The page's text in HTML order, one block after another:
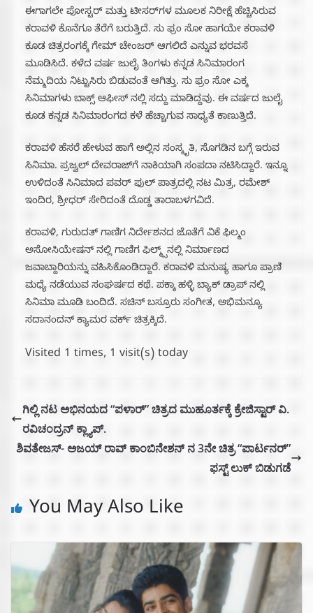
ಈಗಾಗಲೇ ಪೋಸ್ಟರ್ ಮತ್ತು ಟೀಸರ್‌ಗಳ ಮೂಲಕ ನಿರೀಕ್ಷೆ ಹೆಚ್ಚಿಸಿರುವ
ಕರಾವಳಿ ಕೊನೆಗೂ ತೆರೆಗೆ ಬರುತ್ತಿದೆ. ಸು ಫ್ರಂ ಸೋ ಹಾಗಯೇ ಕರಾವಳಿ
ಕೂಡ ಚಿತ್ರರಂಗಕ್ಕೆ ಗೇಮ್ ಚೇಂಜರ್ ಆಗಲಿದೆ ಎನ್ನುವ ಭರವಸೆ
ಮೂಡಿಸಿದೆ. ಕಳೆದ ವರ್ಷ ಜುಲೈ ತಿಂಗಳು ಕನ್ನಡ ಸಿನಿಮಾರಂಗ
ನೆಮ್ಮದಿಯ ನಿಟ್ಟುಸಿರು ಬಿಡುವಂತೆ ಆಗಿತ್ತು. ಸು ಫ್ರಂ ಸೋ ಎಕ್ಕ
ಸಿನಿಮಾಗಳು ಬಾಕ್ಸ್ ಆಫೀಸ್ ನಲ್ಲಿ ಸದ್ದು ಮಾಡಿದ್ದವು. ಈ ವರ್ಷದ ಜುಲೈ
ಕೂಡ ಕನ್ನಡ ಸಿನಿಮಾರಂಗದ ಕಳೆ ಹೆಚ್ಚಾಗುವ ಸಾಧ್ಯತೆ ಕಾಣುತ್ತಿದೆ.
ಕರಾವಳಿ ಹೆಸರೆ ಹೇಳುವ ಹಾಗೆ ಅಲ್ಲಿನ ಸಂಸ್ಕೃತಿ, ಸೊಗಡಿನ ಬಗ್ಗೆ ಇರುವ
ಸಿನಿಮಾ. ಪ್ರಜ್ವಲ್ ದೇವರಾಜ್‌ಗೆ ನಾಕಿಯಾಗಿ ಸಂಪದಾ ನಟಿಸಿದ್ದಾರೆ. ಇನ್ನೂ
ಉಳಿದಂತೆ ಸಿನಿಮಾದ ಪವರ್ ಫುಲ್ ಪಾತ್ರದಲ್ಲಿ ನಟ ಮಿತ್ರ, ರಮೇಶ್
ಇಂದಿರ, ಶ್ರೀಧರ್ ಸೇರಿದಂತೆ ದೊಡ್ಡ ತಾರಾಬಳಗವಿದೆ.
ಕರಾವಳಿ, ಗುರುದತ್ ಗಾಣಿಗ ನಿರ್ದೇಶನದ ಜೊತೆಗೆ ವಿಕೆ ಫಿಲ್ಮಂ
ಅಸೋಸಿಯೇಷನ್ ನಲ್ಲಿ ಗಾಣಿಗ ಫಿಲ್ಮ್ಸ್‌ನಲ್ಲಿ ನಿರ್ಮಾಣದ
ಜವಾಬ್ದಾರಿಯನ್ನು ವಹಿಸಿಕೊಂಡಿದ್ದಾರೆ. ಕರಾವಳಿ ಮನುಷ್ಯ ಹಾಗೂ ಪ್ರಾಣಿ
ಮಧ್ಯೆ ನಡೆಯುವ ಸಂಘರ್ಷದ ಕಥೆ. ಪಕ್ಕಾ ಹಳ್ಳಿ ಬ್ಯಾಕ್ ಡ್ರಾಪ್ ನಲ್ಲಿ
ಸಿನಿಮಾ ಮೂಡಿ ಬಂದಿದೆ. ಸಚಿನ್ ಬಸ್ರೂರು ಸಂಗೀತ, ಅಭಿಮನ್ಯೂ
ಸದಾನಂದನ್ ಕ್ಯಾಮರ ವರ್ಕ್ ಚಿತ್ರಕ್ಕಿದೆ.
Visited 1 times, 1 visit(s) today
ಗಿಲ್ಲಿ ನಟ ಅಭಿನಯದ “ಪಳಾರ್” ಚಿತ್ರದ ಮುಹೂರ್ತಕ್ಕೆ ಕ್ರೇಜಿಸ್ಟಾರ್ ವಿ.
ರವಿಚಂದ್ರನ್ ಕ್ಲ್ಯಾಪ್.
ಶಿವತೇಜಸ್- ಅಜಯ್ ರಾವ್ ಕಾಂಬಿನೇಶನ್ ನ 3ನೇ ಚಿತ್ರ “ಪಾರ್ಟನರ್”
ಫಸ್ಟ್ ಲುಕ್ ಬಿಡುಗಡೆ
You May Also Like